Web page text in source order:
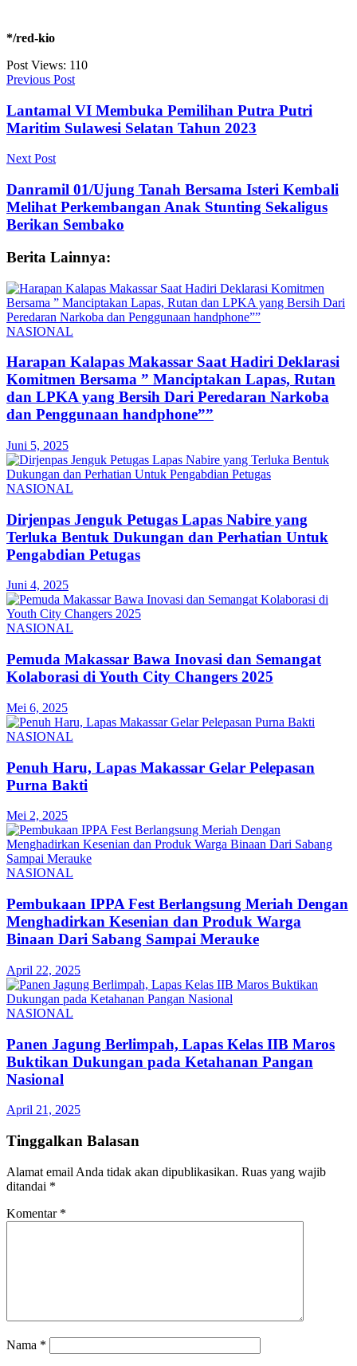
*/red-kio
Post Views: 110
Previous Post
Lantamal VI Membuka Pemilihan Putra Putri
Maritim Sulawesi Selatan Tahun 2023
Next Post
Danramil 01/Ujung Tanah Bersama Isteri Kembali
Melihat Perkembangan Anak Stunting Sekaligus
Berikan Sembako
Berita Lainnya:
NASIONAL
Harapan Kalapas Makassar Saat Hadiri Deklarasi
Komitmen Bersama ” Manciptakan Lapas, Rutan
dan LPKA yang Bersih Dari Peredaran Narkoba
dan Penggunaan handphone””
Juni 5, 2025
NASIONAL
Dirjenpas Jenguk Petugas Lapas Nabire yang
Terluka Bentuk Dukungan dan Perhatian Untuk
Pengabdian Petugas
Juni 4, 2025
NASIONAL
Pemuda Makassar Bawa Inovasi dan Semangat
Kolaborasi di Youth City Changers 2025
Mei 6, 2025
NASIONAL
Penuh Haru, Lapas Makassar Gelar Pelepasan
Purna Bakti
Mei 2, 2025
NASIONAL
Pembukaan IPPA Fest Berlangsung Meriah Dengan
Menghadirkan Kesenian dan Produk Warga
Binaan Dari Sabang Sampai Merauke
April 22, 2025
NASIONAL
Panen Jagung Berlimpah, Lapas Kelas IIB Maros
Buktikan Dukungan pada Ketahanan Pangan
Nasional
April 21, 2025
Tinggalkan Balasan
Alamat email Anda tidak akan dipublikasikan. Ruas yang wajib
ditandai *
Komentar *
Nama *